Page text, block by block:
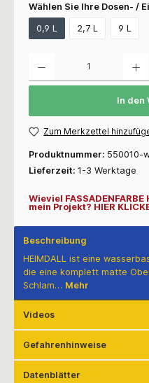
Wählen Sie Ihre Dosen- /
0,9 L 2,7 L 9 L
In den
Zum Merkzettel
Produktnummer: 550010-
Lieferzeit: 1-3 Werktage
Wieviel
mein Projekt? HIER
Beschreibung
HEIMDALL ist eine
die eine komplett matte
Schlam… Mehr
Videos
Gefahrenhinweise
Datenblätter